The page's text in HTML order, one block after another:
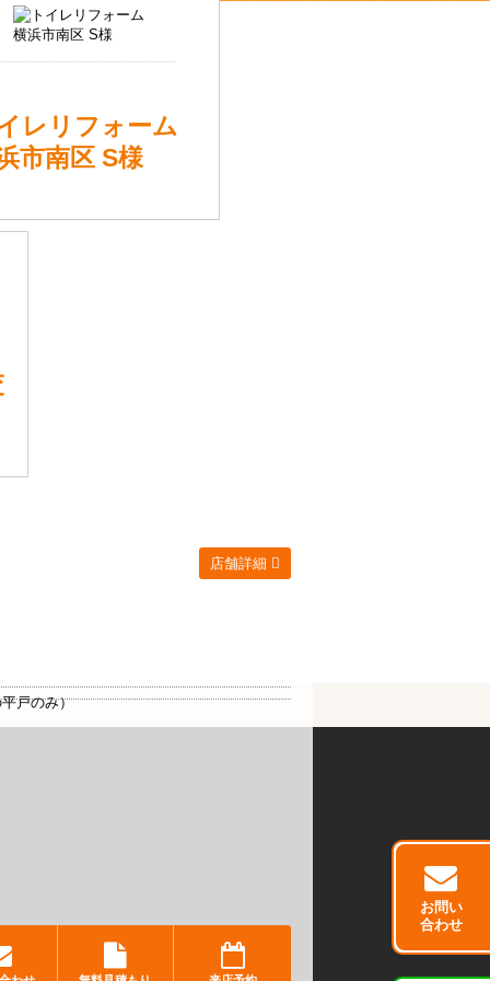
レリフォーム
市南区 S様
店舗詳細
戸のみ）
お問い
合わせ